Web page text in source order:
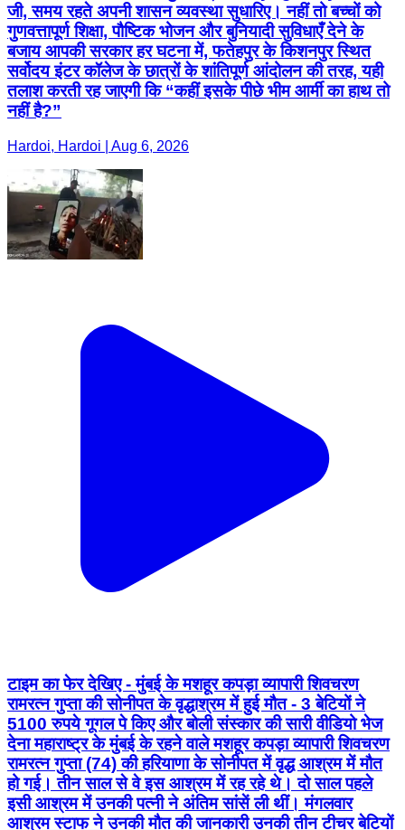
जी, समय रहते अपनी शासन व्यवस्था सुधारिए। नहीं तो बच्चों को
गुणवत्तापूर्ण शिक्षा, पौष्टिक भोजन और बुनियादी सुविधाएँ देने के
बजाय आपकी सरकार हर घटना में, फतेहपुर के किशनपुर स्थित
सर्वोदय इंटर कॉलेज के छात्रों के शांतिपूर्ण आंदोलन की तरह, यही
तलाश करती रह जाएगी कि “कहीं इसके पीछे भीम आर्मी का हाथ तो
नहीं है?”
Hardoi, Hardoi | Aug 6, 2026
टाइम का फेर देखिए - मुंबई के मशहूर कपड़ा व्यापारी शिवचरण
रामरत्न गुप्ता की सोनीपत के वृद्धाश्रम में हुई मौत - 3 बेटियों ने
5100 रुपये गूगल पे किए और बोली संस्कार की सारी वीडियो भेज
देना महाराष्ट्र के मुंबई के रहने वाले मशहूर कपड़ा व्यापारी शिवचरण
रामरत्न गुप्ता (74) की हरियाणा के सोनीपत में वृद्ध आश्रम में मौत
हो गई। तीन साल से वे इस आश्रम में रह रहे थे। दो साल पहले
इसी आश्रम में उनकी पत्नी ने अंतिम सांसें ली थीं। मंगलवार
आश्रम स्टाफ ने उनकी मौत की जानकारी उनकी तीन टीचर बेटियों